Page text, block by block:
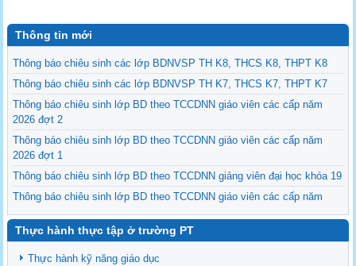
Thông tin mới
Thông báo chiêu sinh các lớp BDNVSP TH K8, THCS K8, THPT K8
Thông báo chiêu sinh các lớp BDNVSP TH K7, THCS K7, THPT K7
Thông báo chiêu sinh lớp BD theo TCCDNN giáo viên các cấp năm
2026 đợt 2
Thông báo chiêu sinh lớp BD theo TCCDNN giáo viên các cấp năm
2026 đợt 1
Thông báo chiêu sinh lớp BD theo TCCDNN giảng viên đại học khóa 19
Thông báo chiêu sinh lớp BD theo TCCDNN giáo viên các cấp năm
Thông báo chiêu sinh các lớp BDNVSP TH K6, THCS K6, THPT K6
Thông báo chiêu sinh lớp BD NVSP cấp chứng nhận khóa 4 năm 2025
Thực hành thực tập ở trường PT
Thực hành kỹ năng giáo dục